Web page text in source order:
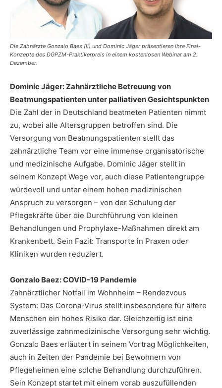
Die Zahnärzte Gonzalo Baes (li) und Dominic Jäger präsentieren ihre Final-
Konzepte des DGPZM-Praktikerpreis in einem kostenlosen Webinar am 2.
Dezember.
Dominic Jäger: Zahnärztliche Betreuung von
Beatmungspatienten unter palliativen Gesichtspunkten
Die Zahl der in Deutschland beatmeten Patienten nimmt
zu, wobei alle Altersgruppen betroffen sind. Die
Versorgung von Beatmungspatienten stellt das
zahnärztliche Team vor eine immense organisatorische
und medizinische Aufgabe. Dominic Jäger stellt in
seinem Konzept Wege vor, auch diese Patientengruppe
würdevoll und unter einem hohen medizinischen
Anspruch zu versorgen – von der Schulung der
Pflegekräfte über die Durchführung von kleinen
Behandlungen und Prophylaxe-Maßnahmen direkt am
Krankenbett. Sein Fazit: Transporte in Praxen oder
Kliniken wurden reduziert.
Gonzalo Baez: COVID-19 Pandemie
Zahnärztlicher Notfall im Wohnheim – Rendezvous
System: Das Corona-Virus stellt insbesondere für ältere
Menschen ein hohes Risiko dar. Gleichzeitig ist eine
zuverlässige zahnmedizinische Versorgung sehr wichtig.
Gonzalo Baes erläutert in seinem Vortrag Möglichkeiten,
auch in Zeiten der Pandemie bei Bewohnern von
Pflegeheimen eine solche Behandlung durchzuführen.
Sein Konzept startet mit einem vorab auszufüllenden